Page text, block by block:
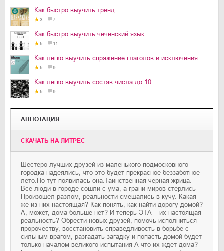
Как быстро выучить тренд
3 7
Как быстро выучить чеченский язык
5 11
Как легко выучить спряжение глаголов и исключения
5 9
Как легко выучить состав числа до 10
5 9
АННОТАЦИЯ
CКАЧАТЬ НА ЛИТРЕС
Шестеро лучших друзей из маленького подмосковного
городка надеялись, что это будет прекрасное беззаботное
лето.Но тут появилась она.Таинственная черная жрица.
Все люди в городе сошли с ума, а грани миров стерлись
Произошел разлом, реальности смешались в кучу. Какая
же из них настоящая? Как понять, как найти дорогу домой?
А, может, дома больше нет? И теперь ЭТА – их настоящая
реальность? Обрести новых друзей, помочь исполниться
пророчеству, восстановить справедливость в борьбе с
сильным врагом, разгадать загадку и попасть домой будет
только началом великого испытания А что их ждет дома?